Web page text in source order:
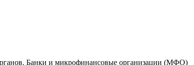
органов. Банки и микрофинансовые организации (МФО)